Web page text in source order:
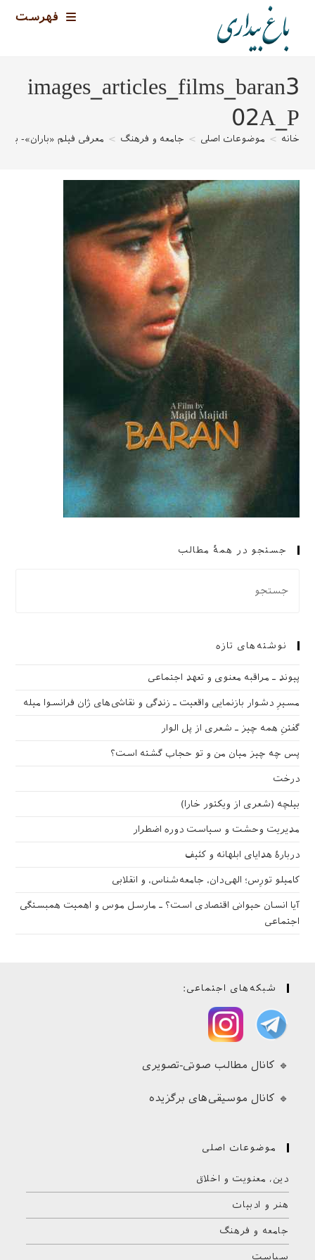
فهرست
images_articles_films_baran3
02A_P
خانه > موضوعات اصلی > جامعه و فرهنگ > معرفی فیلم «باران»- به
جستجو در همهٔ مطالب
نوشته‌های تازه
پیوند ـ مراقبه‌ معنوی و تعهد اجتماعی
مسیرِ دشوار بازنمایی واقعیت ـ زندگی و نقاشی‌های ژان فرانسوا میله
گفتنِ همه چیز ـ شعری از پل الوار
پس چه چیز میان من و تو حجاب گشته است؟
درخت
بیلچه (شعری از ویکتور خارا)
مدیریت وحشت و سیاست دوره اضطرار
دربارهٔ هدایای ابلهانه و کثیف
کامیلو تورِس؛ الهی‌دان، جامعه‌شناس، و انقلابی
آیا انسان حیوانی اقتصادی است؟ ـ مارسل موس و اهمیت همبستگی
اجتماعی
شبکه‌های اجتماعی:
🔹 کانال مطالب صوتی-تصویری
🔹 کانال موسیقی‌های برگزیده
موضوعات اصلی
دین، معنویت و اخلاق
هنر و ادبیات
جامعه و فرهنگ
سیاست